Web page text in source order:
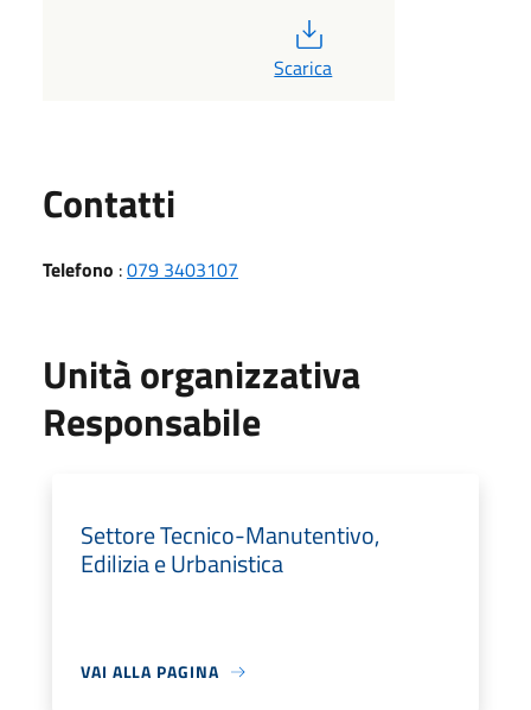
Scarica
Contatti
Telefono :079 3403107
Unità organizzativa
Responsabile
Settore Tecnico-Manutentivo,
Edilizia e Urbanistica
VAI ALLA PAGINA